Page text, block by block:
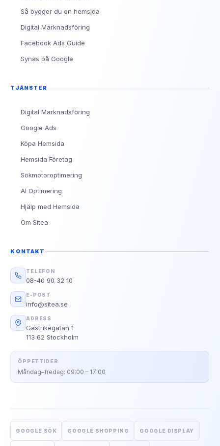
Så bygger du en hemsida
Digital Marknadsföring
Facebook Ads Guide
Synas på Google
TJÄNSTER
Digital Marknadsföring
Google Ads
Köpa Hemsida
Hemsida Företag
Sökmotoroptimering
AI Optimering
Hjälp med Hemsida
Om Sitea
KONTAKT
TELEFON
08-40 90 32 10
E-POST
info@sitea.se
ADRESS
Gästrikegatan 1
113 62 Stockholm
ÖPPETTIDER
Måndag–fredag: 09:00 – 17:00
GOOGLE SÖK GOOGLE SHOPPING GOOGLE DISPLAY